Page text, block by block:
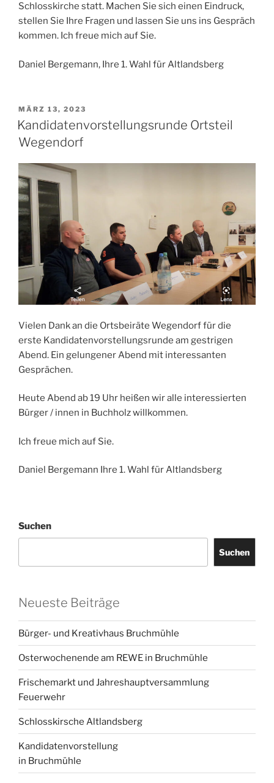
Schlosskirche statt. Machen Sie sich einen Eindruck,
stellen Sie Ihre Fragen und lassen Sie uns ins Gespräch
kommen. Ich freue mich auf Sie.
Daniel Bergemann, Ihre 1. Wahl für Altlandsberg
VERÖFFENTLICHT
AM
MÄRZ 13, 2023
Kandidatenvorstellungsrunde Ortsteil
Wegendorf
Vielen Dank an die Ortsbeiräte Wegendorf für die
erste Kandidatenvorstellungsrunde am gestrigen
Abend. Ein gelungener Abend mit interessanten
Gesprächen.
Heute Abend ab 19 Uhr heißen wir alle interessierten
Bürger / innen in Buchholz willkommen.
Ich freue mich auf Sie.
Daniel Bergemann Ihre 1. Wahl für Altlandsberg
Suchen
Suchen
Neueste Beiträge
Bürger- und Kreativhaus Bruchmühle
Osterwochenende am REWE in Bruchmühle
Frischemarkt und Jahreshauptversammlung
Feuerwehr
Schlosskirsche Altlandsberg
Kandidatenvorstellung
in Bruchmühle